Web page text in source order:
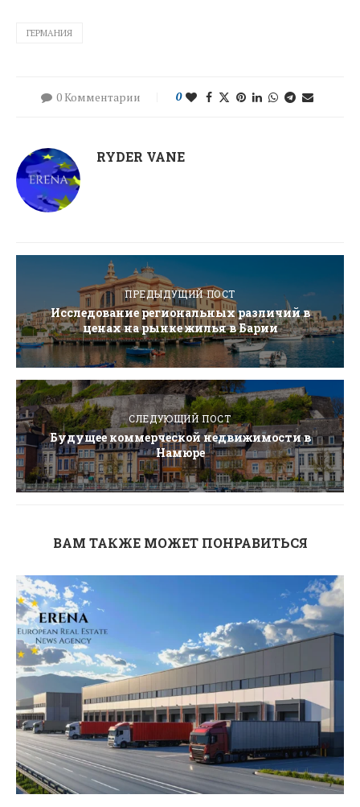
ГЕРМАНИЯ
0 Комментарии 0
RYDER VANE
ПРЕДЫДУЩИЙ ПОСТ
Исследование региональных различий в
ценах на рынке жилья в Барии
СЛЕДУЮЩИЙ ПОСТ
Будущее коммерческой недвижимости в
Намюре
ВАМ ТАКЖЕ МОЖЕТ ПОНРАВИТЬСЯ